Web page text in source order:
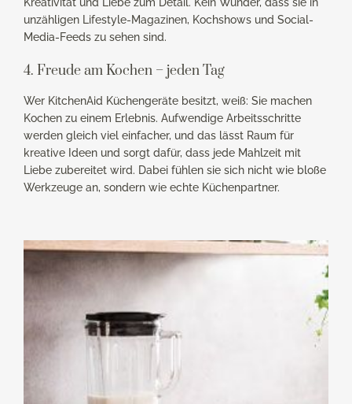
unzähligen Lifestyle-Magazinen, Kochshows und Social-
Media-Feeds zu sehen sind.
4. Freude am Kochen – jeden Tag
Wer KitchenAid Küchengeräte besitzt, weiß: Sie machen
Kochen zu einem Erlebnis. Aufwendige Arbeitsschritte
werden gleich viel einfacher, und das lässt Raum für
kreative Ideen und sorgt dafür, dass jede Mahlzeit mit
Liebe zubereitet wird. Dabei fühlen sie sich nicht wie bloße
Werkzeuge an, sondern wie echte Küchenpartner.